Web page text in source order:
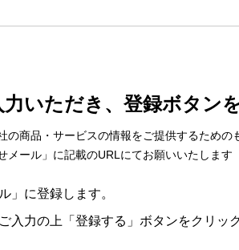
いただき、登録ボタン
商品・サービスの情報をご提供するための
ール」に記載のURLにてお願いいたします
」に登録します。
入力の上「登録する」ボタンをクリッ